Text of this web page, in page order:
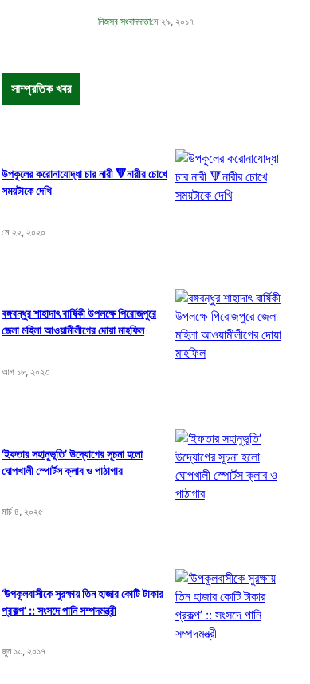
নিজস্ব সংবাদদাতামে ২৯, ২০১৭
সাম্প্রতিক খবর
উপকূলের করোনাযোদ্ধা চার নারী 🔻নারীর চোখে
সময়টাকে দেখি
মে ২২, ২০২০
বঙ্গবন্ধুর শাহাদাৎ বার্ষিকী উপলক্ষে পিরোজপুরে
জেলা মহিলা আওয়ামীলীগের দোয়া মাহফিল
আগ ১৮, ২০২৩
‘ইফতার সহানুভূতি’ উদ্যোগের সূচনা হলো
ঘোপখালী স্পোর্টস ক্লাব ও পাঠাগার
মার্চ ৪, ২০২৫
‘উপকূলবাসীকে সুরক্ষায় তিন হাজার কোটি টাকার
প্রকল্প’ :: সংসদে পানি সম্পদমন্ত্রী
জুন ১৩, ২০১৭